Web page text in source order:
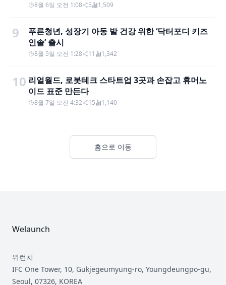
8월 6일 오전 1:08 5 1,509
9
푸른청년, 성장기 아동 발 건강 위한 ‘닥터포디 키즈
인솔’ 출시
8월 5일 오전 1:28 11 1,342
10 리얼월드, 로봇테크 스타트업 3곳과 손잡고 휴머노
이드 표준 만든다
8월 7일 오전 4:32 15 1,140
홈으로 이동
Welaunch
위런치
IFC One Tower, 10, Gukjegeumyung-ro, Youngdeungpo-gu,
Seoul, 07326, KOREA